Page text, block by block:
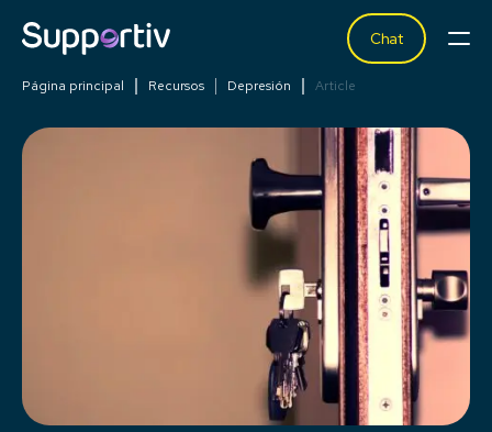
Chat
Página principal Recursos Depresión Article